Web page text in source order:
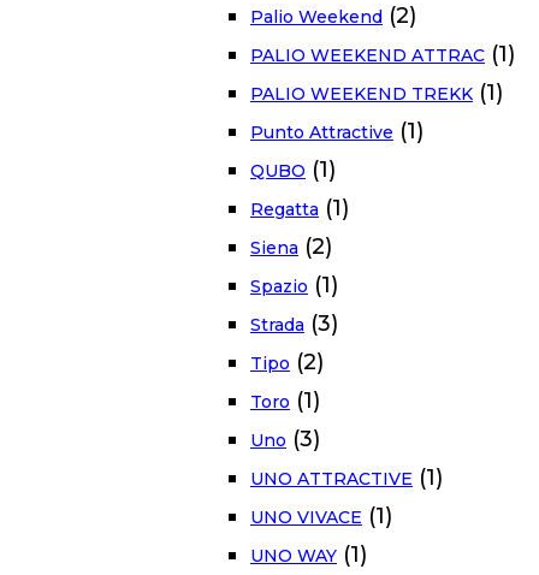
Palio Weekend (2)
PALIO WEEKEND ATTRAC (1)
PALIO WEEKEND TREKK (1)
Punto Attractive (1)
QUBO (1)
Regatta (1)
Siena (2)
Spazio (1)
Strada (3)
Tipo (2)
Toro (1)
Uno (3)
UNO ATTRACTIVE (1)
UNO VIVACE (1)
UNO WAY (1)